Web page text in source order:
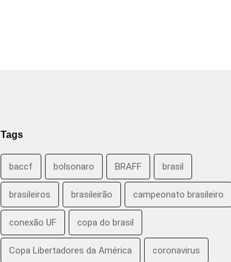
Tags
baccf bolsonaro BRAFF brasil
brasileiros brasileirão campeonato brasileiro
conexão UF copa do brasil
Copa Libertadores da América coronavirus